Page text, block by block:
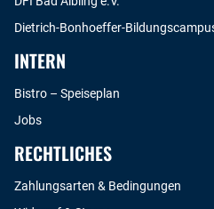
Dietrich-Bonhoeffer-
INTERN
Bistro – Speiseplan
Jobs
RECHTLICHES
Zahlungsarten & Bedingungen